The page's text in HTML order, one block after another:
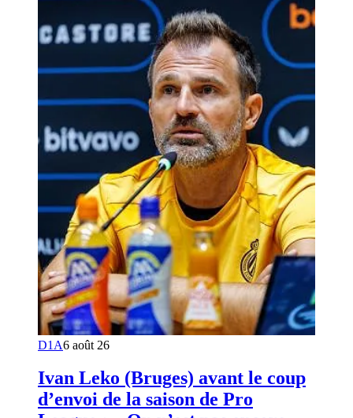
D1A6 août 26
Ivan Leko (Bruges) avant le coup
d’envoi de la saison de Pro